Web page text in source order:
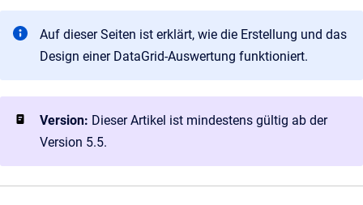
Auf dieser Seiten ist erklärt, wie die Erstellung und das
Design einer DataGrid-Auswertung funktioniert.
Version: Dieser Artikel ist mindestens gültig ab der
Version 5.5.